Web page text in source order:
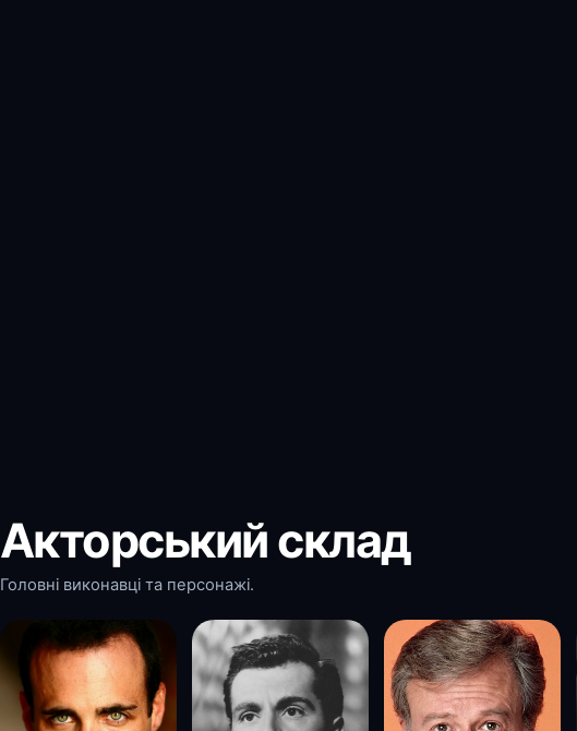
Акторський склад
Головні виконавці та персонажі.